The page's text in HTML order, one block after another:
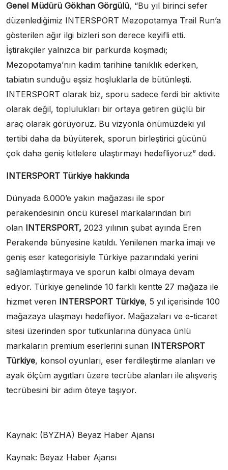
Genel Müdürü Gökhan Görgülü, “Bu yıl birinci sefer
düzenlediğimiz INTERSPORT Mezopotamya Trail Run’a
gösterilen ağır ilgi bizleri son derece keyifli etti.
İştirakçiler yalnızca bir parkurda koşmadı;
Mezopotamya’nın kadim tarihine tanıklık ederken,
tabiatın sunduğu eşsiz hoşluklarla de bütünleşti.
INTERSPORT olarak biz, sporu sadece ferdi bir aktivite
olarak değil, toplulukları bir ortaya getiren güçlü bir
araç olarak görüyoruz. Bu vizyonla önümüzdeki yıl
tertibi daha da büyüterek, sporun birleştirici gücünü
çok daha geniş kitlelere ulaştırmayı hedefliyoruz” dedi.
INTERSPORT Türkiye hakkında
Dünyada 6.000’e yakın mağazası ile spor
perakendesinin öncü küresel markalarından biri
olan INTERSPORT, 2023 yılının şubat ayında Eren
Perakende bünyesine katıldı. Yenilenen marka imajı ve
geniş eser kategorisiyle Türkiye pazarındaki yerini
sağlamlaştırmaya ve sporun kalbi olmaya devam
ediyor. Türkiye genelinde 10 farklı kentte 27 mağaza ile
hizmet veren INTERSPORT Türkiye, 5 yıl içerisinde 100
mağazaya ulaşmayı hedefliyor. Mağazaları ve e-ticaret
sitesi üzerinden spor tutkunlarına dünyaca ünlü
markaların premium eserlerini sunan INTERSPORT
Türkiye, konsol oyunları, eser ferdileştirme alanları ve
ayak ölçüm aygıtları üzere tecrübe alanları ile alışveriş
tecrübesini bir adım öteye taşıyor.
Kaynak: (BYZHA) Beyaz Haber Ajansı
Kaynak: Beyaz Haber Ajansı